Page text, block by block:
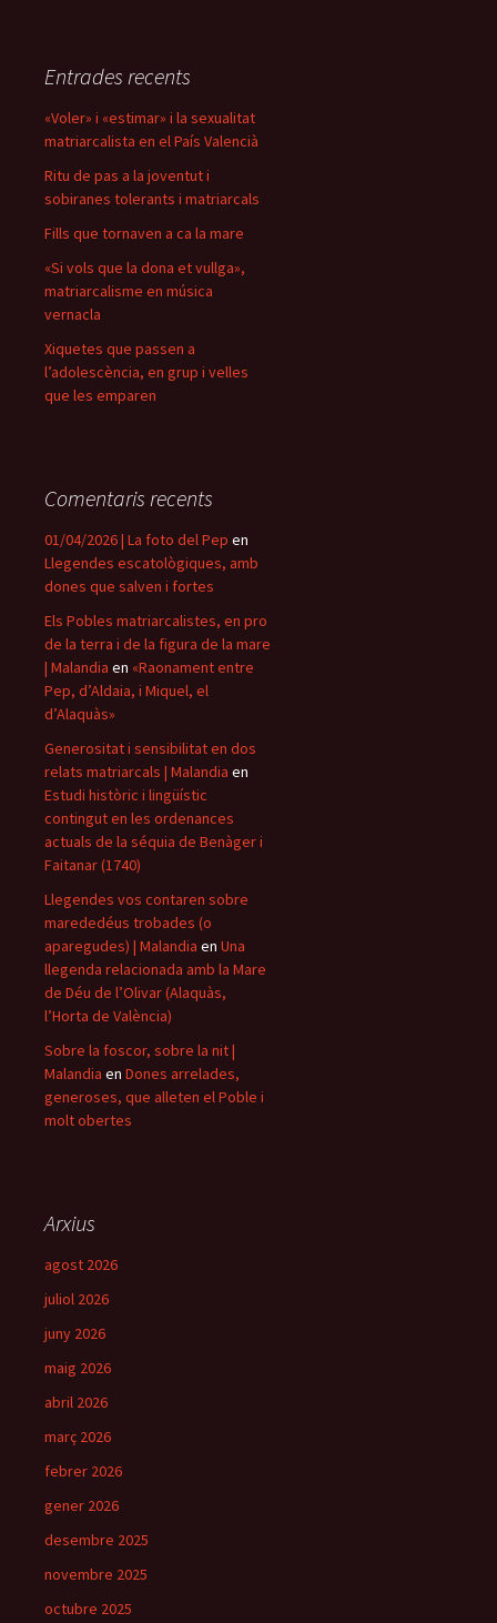
Entrades recents
«Voler» i «estimar» i la sexualitat
matriarcalista en el País Valencià
Ritu de pas a la joventut i
sobiranes tolerants i matriarcals
Fills que tornaven a ca la mare
«Si vols que la dona et vullga»,
matriarcalisme en música
vernacla
Xiquetes que passen a
l’adolescència, en grup i velles
que les emparen
Comentaris recents
01/04/2026 | La foto del Pep en
Llegendes escatològiques, amb
dones que salven i fortes
Els Pobles matriarcalistes, en pro
de la terra i de la figura de la mare
| Malandia en «Raonament entre
Pep, d’Aldaia, i Miquel, el
d’Alaquàs»
Generositat i sensibilitat en dos
relats matriarcals | Malandia en
Estudi històric i lingüístic
contingut en les ordenances
actuals de la séquia de Benàger i
Faitanar (1740)
Llegendes vos contaren sobre
marededéus trobades (o
aparegudes) | Malandia en Una
llegenda relacionada amb la Mare
de Déu de l’Olivar (Alaquàs,
l’Horta de València)
Sobre la foscor, sobre la nit |
Malandia en Dones arrelades,
generoses, que alleten el Poble i
molt obertes
Arxius
agost 2026
juliol 2026
juny 2026
maig 2026
abril 2026
març 2026
febrer 2026
gener 2026
desembre 2025
novembre 2025
octubre 2025